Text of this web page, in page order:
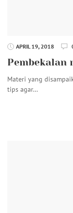
APRIL 19, 2018
Pembekalan
Materi yang
tips agar…